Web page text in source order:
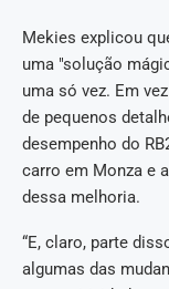
Mekies explicou
uma "solução
uma só vez. Em
de pequenos
desempenho do
carro em Monza e
dessa melhoria.
“E, claro, parte
algumas das